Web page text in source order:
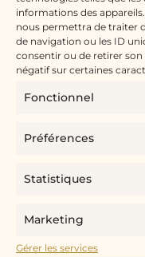
informations des
nous permettra de traiter
de navigation ou les ID
consentir ou de retirer
négatif sur certaines
Fonctionnel
Préférences
Statistiques
Marketing
Gérer les services
pendant plus de 15
plusieurs belles
Bar, le salon de
Brasseries
quartier du Marais.
restauration. Ce
des beaux et
gâteaux…